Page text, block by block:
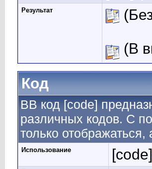
Результат
(В
Код
BB код [code]
различных кодов. С
только
Использование [code]